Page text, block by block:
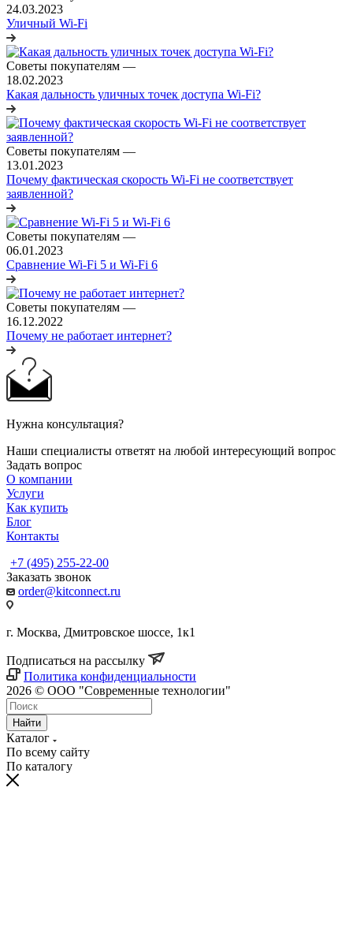
24.03.2023
Уличный Wi-Fi
Советы покупателям —
18.02.2023
Какая дальность уличных точек доступа Wi-Fi?
Советы покупателям —
13.01.2023
Почему фактическая скорость Wi-Fi не соответствует
заявленной?
Советы покупателям —
06.01.2023
Сравнение Wi-Fi 5 и Wi-Fi 6
Советы покупателям —
16.12.2022
Почему не работает интернет?
Нужна консультация?
Наши специалисты ответят на любой интересующий вопрос
Задать вопрос
О компании
Услуги
Как купить
Блог
Контакты
+7 (495) 255-22-00
Заказать звонок
order@kitconnect.ru
г. Москва, Дмитровское шоссе, 1к1
Подписаться на рассылку
Политика конфиденциальности
2026 © ООО "Современные технологии"
Найти
Каталог
По всему сайту
По каталогу